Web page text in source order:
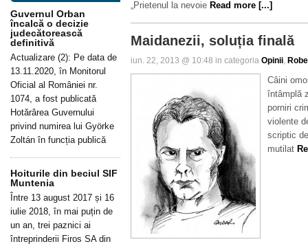
„Prietenul la nevoie Read more [...]
Maidanezii, soluția finală
iun. 22, 2013 @ 10:48 in categoria Opinii
Câini
întâmplă
porniri
violente
scriptic
mutilat
Guvernul Orban
încalcă o decizie
judecătorească
definitivă
Actualizare (2): Pe data de
13.11.2020, în Monitorul
Oficial al României nr.
1074, a fost publicată
Hotărârea Guvernului
privind numirea lui Györke
Zoltán în funcția publică
Hoiturile din beciul SIF
Muntenia
Între 13 august 2017 și 16
iulie 2018, în mai puțin de
un an, trei paznici ai
întreprinderii Firos SA din